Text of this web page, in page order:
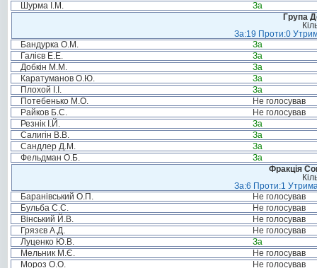
Шурма І.М.
За
Група
За:19 Проти:0
Бандурка О.М.
За
Галієв Е.Е.
За
Добкін М.М.
За
Каратуманов О.Ю.
За
Плохой І.І.
За
Потебенько М.О.
Не голосував
Райков Б.С.
Не голосував
Резнік І.Й.
За
Салигін В.В.
За
Сандлер Д.М.
За
Фельдман О.Б.
За
Фракція
За:6 Проти:1
Баранівський О.П.
Не голосував
Бульба С.С.
Не голосував
Вінський Й.В.
Не голосував
Грязєв А.Д.
Не голосував
Луценко Ю.В.
За
Мельник М.Є.
Не голосував
Мороз О.О.
Не голосував